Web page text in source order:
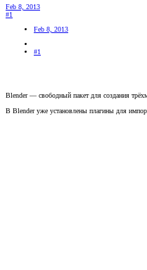
Feb 8, 2013
#1
Feb 8, 2013
#1
Blender — свободный пакет для создания
В Blender уже установлены плагины для